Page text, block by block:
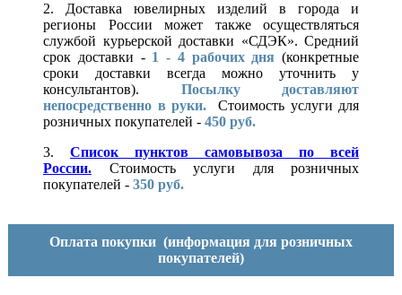
2. Доставка ювелирных изделий в города и
регионы России может также осуществляться
службой курьерской доставки «СДЭК». Средний
срок доставки - 1 - 4 рабочих дня (конкретные
сроки доставки всегда можно уточнить у
консультантов). Посылку доставляют
непосредственно в руки.
Стоимость услуги для
розничных покупателей - 450 руб.
3. Список пунктов самовывоза по всей
России.
Стоимость услуги для розничных
покупателей - 350 руб.
Оплата покупки (информация для розничных
покупателей)